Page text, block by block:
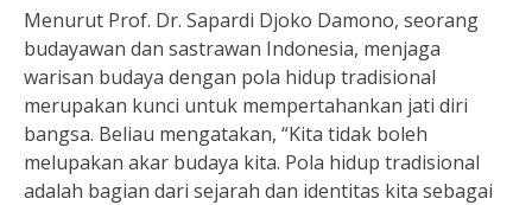
Menurut Prof. Dr. Sapardi Djoko Damono, seorang
budayawan dan sastrawan Indonesia, menjaga
warisan budaya dengan pola hidup tradisional
merupakan kunci untuk mempertahankan jati diri
bangsa. Beliau mengatakan, “Kita tidak boleh
melupakan akar budaya kita. Pola hidup tradisional
adalah bagian dari sejarah dan identitas kita sebagai